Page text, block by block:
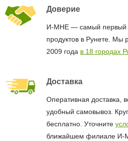
Доверие
И-МНЕ — самый первый
продуктов в Рунете. Мы
2009 года в 18 городах
Доставка
Оперативная доставка,
удобный самовывоз.
бесплатно. Уточните
ближайшем филиале И-